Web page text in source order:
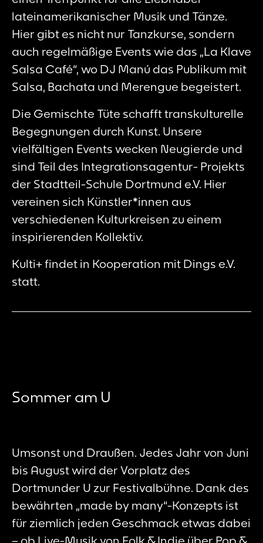
lateinamerikanischer Musik und Tänze.
Hier gibt es nicht nur Tanzkurse, sondern
auch regelmäßige Events wie das „La Klave
Salsa Café“, wo DJ Manú das Publikum mit
Salsa, Bachata und Merengue begeistert.
Die Gemischte Tüte schafft transkulturelle
Begegnungen durch Kunst. Unsere
vielfältigen Events wecken Neugierde und
sind Teil des Integrationsagentur- Projekts
der Stadtteil-Schule Dortmund e.V. Hier
vereinen sich Künstler*innen aus
verschiedenen Kulturkreisen zu einem
inspirierenden Kollektiv.
Kulti+ findet in Kooperation mit Dings e.V.
statt.
Sommer am U
Umsonst und Draußen. Jedes Jahr von Juni
bis August wird der Vorplatz des
Dortmunder U zur Festivalbühne. Dank des
bewährten „made by many“-Konzepts ist
für ziemlich jeden Geschmack etwas dabei